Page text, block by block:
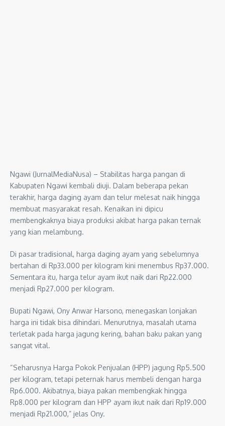
Ngawi (JurnalMediaNusa) – Stabilitas harga pangan di
Kabupaten Ngawi kembali diuji. Dalam beberapa pekan
terakhir, harga daging ayam dan telur melesat naik hingga
membuat masyarakat resah. Kenaikan ini dipicu
membengkaknya biaya produksi akibat harga pakan ternak
yang kian melambung.
Di pasar tradisional, harga daging ayam yang sebelumnya
bertahan di Rp33.000 per kilogram kini menembus Rp37.000.
Sementara itu, harga telur ayam ikut naik dari Rp22.000
menjadi Rp27.000 per kilogram.
Bupati Ngawi, Ony Anwar Harsono, menegaskan lonjakan
harga ini tidak bisa dihindari. Menurutnya, masalah utama
terletak pada harga jagung kering, bahan baku pakan yang
sangat vital.
“Seharusnya Harga Pokok Penjualan (HPP) jagung Rp5.500
per kilogram, tetapi peternak harus membeli dengan harga
Rp6.000. Akibatnya, biaya pakan membengkak hingga
Rp8.000 per kilogram dan HPP ayam ikut naik dari Rp19.000
menjadi Rp21.000,” jelas Ony.